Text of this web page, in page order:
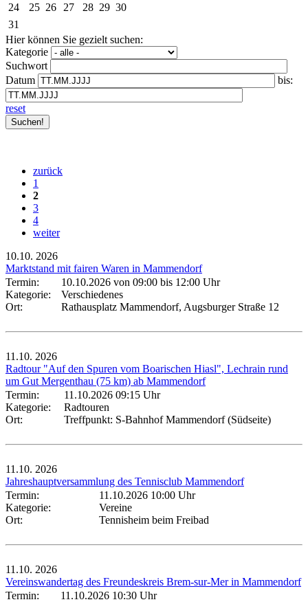
24
25 26 27 28 29 30
31
Hier können Sie gezielt suchen:
Kategorie
Suchwort
Datum
bis:
reset
zurück
1
2
3
4
weiter
10.10. 2026
Marktstand mit fairen Waren in Mammendorf
Termin:
10.10.2026 von 09:00 bis 12:00 Uhr
Kategorie:
Verschiedenes
Ort:
Rathausplatz Mammendorf, Augsburger Straße 12
11.10. 2026
Radtour "Auf den Spuren vom Boarischen Hiasl", Lechrain rund
um Gut Mergenthau (75 km) ab Mammendorf
Termin:
11.10.2026 09:15 Uhr
Kategorie:
Radtouren
Ort:
Treffpunkt: S-Bahnhof Mammendorf (Südseite)
11.10. 2026
Jahreshauptversammlung des Tennisclub Mammendorf
Termin:
11.10.2026 10:00 Uhr
Kategorie:
Vereine
Ort:
Tennisheim beim Freibad
11.10. 2026
Vereinswandertag des Freundeskreis Brem-sur-Mer in Mammendorf
Termin:
11.10.2026 10:30 Uhr